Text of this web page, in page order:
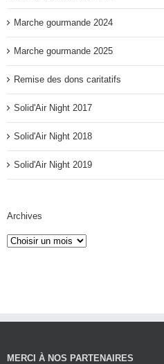
Marche gourmande 2024
Marche gourmande 2025
Remise des dons caritatifs
Solid'Air Night 2017
Solid'Air Night 2018
Solid'Air Night 2019
Archives
MERCI À NOS PARTENAIRES